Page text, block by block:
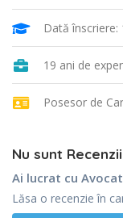
Dată
19 ani de
Posesor de
Nu sunt
Ai lucrat cu
Lăsa o recenzie în